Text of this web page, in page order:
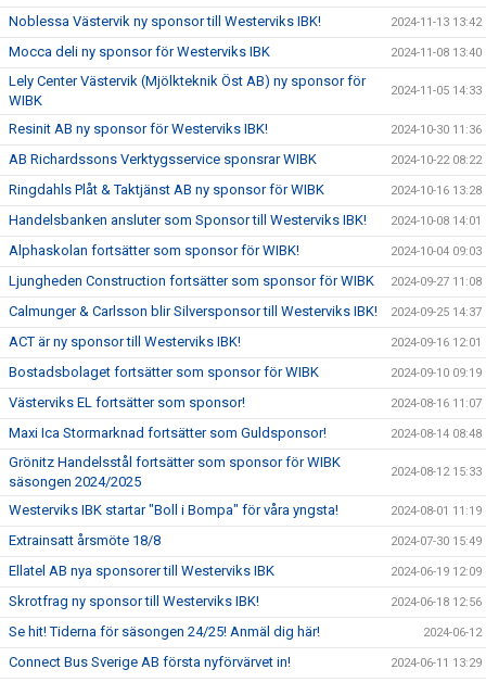
Noblessa Västervik ny sponsor till Westerviks IBK! 2024-11-13 13:42
Mocca deli ny sponsor för Westerviks IBK 2024-11-08 13:40
Lely Center Västervik (Mjölkteknik Öst AB) ny sponsor för
WIBK
2024-11-05 14:33
Resinit AB ny sponsor för Westerviks IBK! 2024-10-30 11:36
AB Richardssons Verktygsservice sponsrar WIBK 2024-10-22 08:22
Ringdahls Plåt & Taktjänst AB ny sponsor för WIBK 2024-10-16 13:28
Handelsbanken ansluter som Sponsor till Westerviks IBK! 2024-10-08 14:01
Alphaskolan fortsätter som sponsor för WIBK! 2024-10-04 09:03
Ljungheden Construction fortsätter som sponsor för WIBK 2024-09-27 11:08
Calmunger & Carlsson blir Silversponsor till Westerviks IBK! 2024-09-25 14:37
ACT är ny sponsor till Westerviks IBK! 2024-09-16 12:01
Bostadsbolaget fortsätter som sponsor för WIBK 2024-09-10 09:19
Västerviks EL fortsätter som sponsor! 2024-08-16 11:07
Maxi Ica Stormarknad fortsätter som Guldsponsor! 2024-08-14 08:48
Grönitz Handelsstål fortsätter som sponsor för WIBK
säsongen 2024/2025
2024-08-12 15:33
Westerviks IBK startar "Boll i Bompa" för våra yngsta! 2024-08-01 11:19
Extrainsatt årsmöte 18/8 2024-07-30 15:49
Ellatel AB nya sponsorer till Westerviks IBK 2024-06-19 12:09
Skrotfrag ny sponsor till Westerviks IBK! 2024-06-18 12:56
Se hit! Tiderna för säsongen 24/25! Anmäl dig här! 2024-06-12
Connect Bus Sverige AB första nyförvärvet in! 2024-06-11 13:29